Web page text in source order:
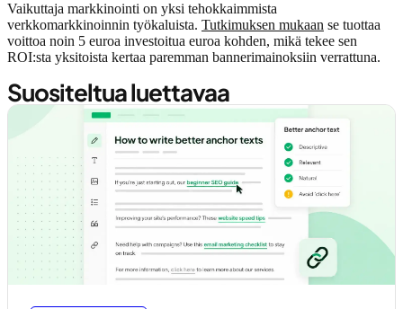
Vaikuttaja markkinointi on yksi tehokkaimmista
verkkomarkkinoinnin työkaluista. Tutkimuksen mukaan se tuottaa
voittoa noin 5 euroa investoitua euroa kohden, mikä tekee sen
ROI:sta yksitoista kertaa paremman bannerimainoksiin verrattuna.
Suositeltua luettavaa